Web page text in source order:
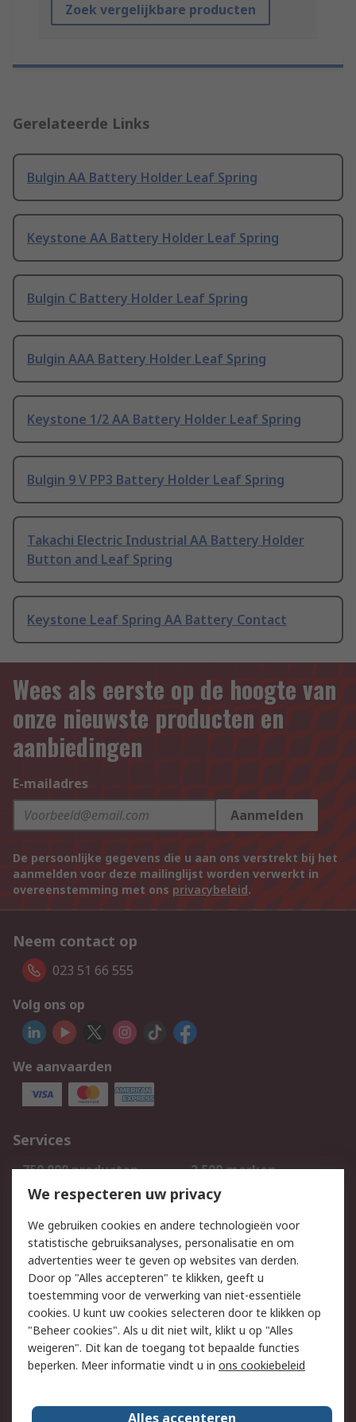
Zoek vergelijkbare producten
Gerelateerde Links
Bulgin AA Battery Holder Leaf Spring
Keystone AA Battery Holder Leaf Spring
Bulgin C Battery Holder Leaf Spring
Bulgin AAA Battery Holder Leaf Spring
Keystone 1/2 AA Battery Holder Leaf Spring
Bulgin 9 V PP3 Battery Holder Leaf Spring
Takachi Electric Industrial AA Battery Holder
Button and Leaf Spring
Keystone Leaf Spring AA Battery Contact
Wees als eerste op de hoogte van
onze nieuwste producten en
aanbiedingen
E-mailadres
Aanmelden
De persoonlijke gegevens die u aan ons verstrekt bij het
aanmelden voor deze mailinglijst worden verwerkt in
overeenstemming met ons privacybeleid.
Neem contact op
023 51 66 555
Volg ons op
We aanvaarden
Services
750.000 producten
2.500 merken
Bestellen
Inkoopoplossingen
Track & Trace
Wettelijk
Cookiebeleid
Email veiligheid
Privacybeleid
Websitevoorwaarden
Algemene
verkoopvoorwaarden
Over RS
We respecteren uw privacy
We gebruiken cookies en andere technologieën voor
statistische gebruiksanalyses, personalisatie en om
advertenties weer te geven op websites van derden.
Door op "Alles accepteren" te klikken, geeft u
toestemming voor de verwerking van niet-essentiële
cookies. U kunt uw cookies selecteren door te klikken op
"Beheer cookies". Als u dit niet wilt, klikt u op "Alles
weigeren". Dit kan de toegang tot bepaalde functies
beperken. Meer informatie vindt u in ons cookiebeleid
Alles accepteren